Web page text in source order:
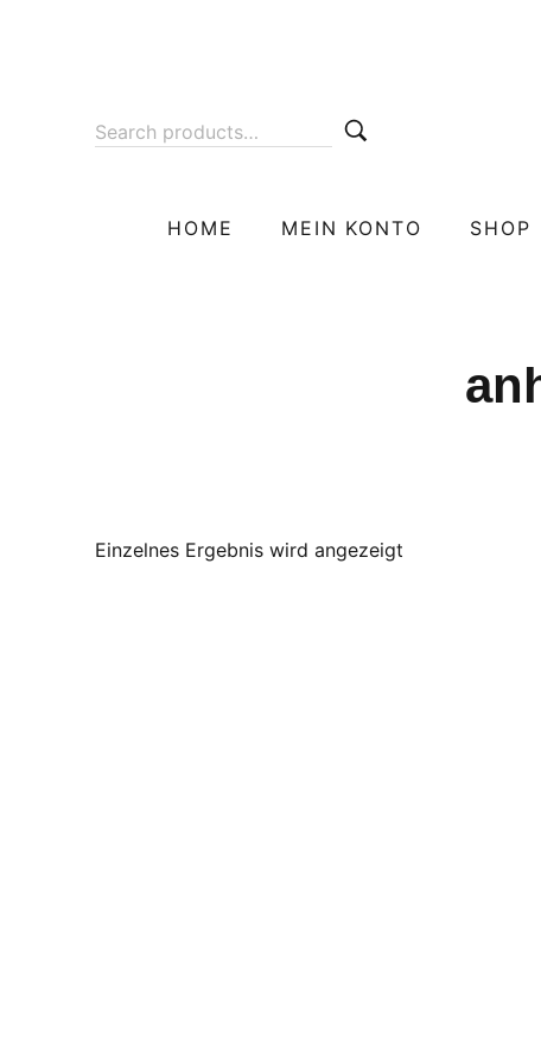
HOME MEIN KONTO SHOP
Einzelnes Ergebnis wird angezeigt